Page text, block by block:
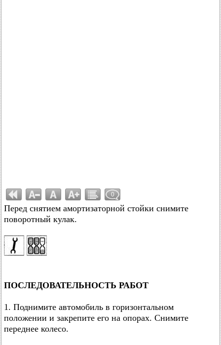
0
Перед снятием амортизаторной стойки снимите
поворотный кулак.
ПОСЛЕДОВАТЕЛЬНОСТЬ РАБОТ
1. Поднимите автомобиль в горизонтальном
положении и закрепите его на опорах. Снимите
переднее колесо.